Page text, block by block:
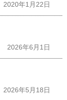
2020年1月22日
2026年6月1日
2026年5月18日